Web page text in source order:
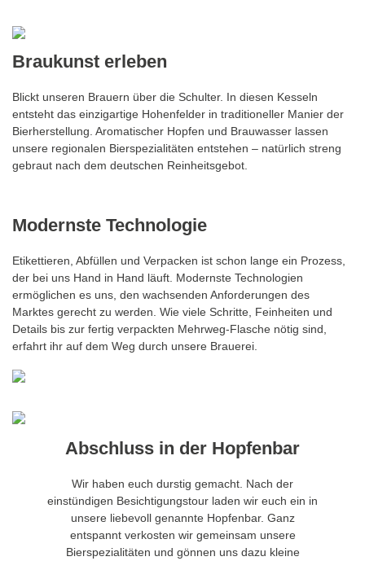
Braukunst erleben
Blickt unseren Brauern über die Schulter. In diesen Kesseln
entsteht das einzigartige Hohenfelder in traditioneller Manier der
Bierherstellung. Aromatischer Hopfen und Brauwasser lassen
unsere regionalen Bierspezialitäten entstehen – natürlich streng
gebraut nach dem deutschen Reinheitsgebot.
Modernste Technologie
Etikettieren, Abfüllen und Verpacken ist schon lange ein Prozess,
der bei uns Hand in Hand läuft. Modernste Technologien
ermöglichen es uns, den wachsenden Anforderungen des
Marktes gerecht zu werden. Wie viele Schritte, Feinheiten und
Details bis zur fertig verpackten Mehrweg-Flasche nötig sind,
erfahrt ihr auf dem Weg durch unsere Brauerei.
Abschluss in der Hopfenbar
Wir haben euch durstig gemacht. Nach der
einstündigen Besichtigungstour laden wir euch ein in
unsere liebevoll genannte Hopfenbar. Ganz
entspannt verkosten wir gemeinsam unsere
Bierspezialitäten und gönnen uns dazu kleine